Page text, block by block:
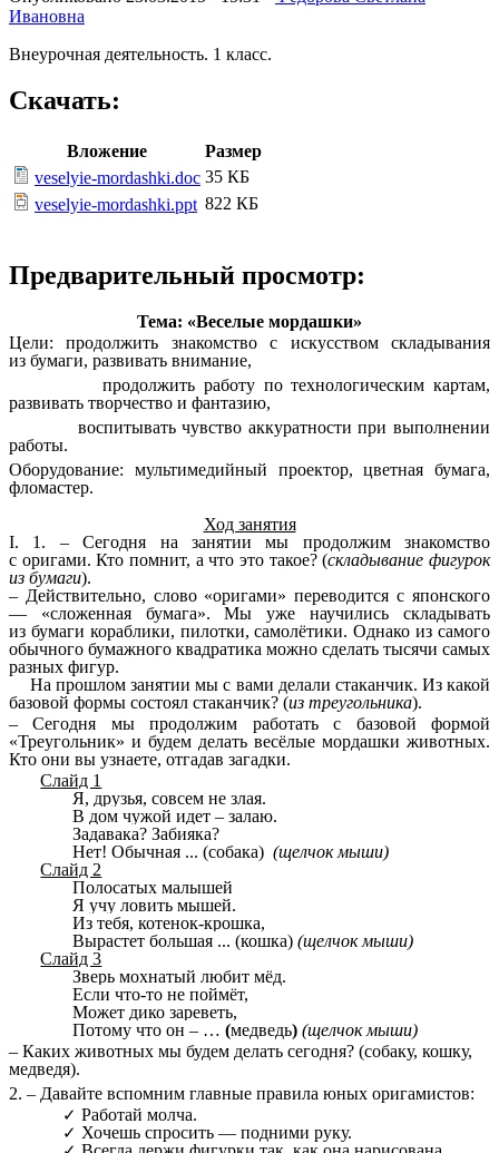
Ивановна
Внеурочная деятельность. 1 класс.
Скачать:
Вложение
Размер
veselyie-mordashki.doc 35 КБ
veselyie-mordashki.ppt 822 КБ
Предварительный просмотр:
Тема: «Веселые мордашки»
Цели:
продолжить знакомство с искусством складывания
из бумаги, развивать внимание,
продолжить работу по технологическим картам,
развивать творчество и фантазию,
воспитывать чувство аккуратности при выполнении
работы.
Оборудование: мультимедийный проектор, цветная бумага,
фломастер.
Ход занятия
I. 1. – Сегодня на занятии мы продолжим знакомство
с оригами. Кто помнит, а что это такое? (складывание фигурок
из бумаги).
– Действительно, слово «оригами» переводится с японского
— «сложенная бумага». Мы уже научились складывать
из бумаги кораблики, пилотки, самолётики. Однако из самого
обычного бумажного квадратика можно сделать тысячи самых
разных фигур.
На прошлом занятии мы с вами делали стаканчик. Из какой
базовой формы состоял стаканчик? (из треугольника).
– Сегодня мы продолжим работать с базовой формой
«Треугольник» и будем делать весёлые мордашки животных.
Кто они вы узнаете, отгадав загадки.
Слайд 1
Я, друзья, совсем не злая.
В дом чужой идет – залаю.
Задавака? Забияка?
Нет! Обычная ... (собака) (щелчок мыши)
Слайд 2
Полосатых малышей
Я учу ловить мышей.
Из тебя, котенок-крошка,
Вырастет большая ... (кошка) (щелчок мыши)
Слайд 3
Зверь мохнатый любит мёд.
Если что-то не поймёт,
Может дико зареветь,
Потому что он – … (медведь)(щелчок мыши)
– Каких животных мы будем делать сегодня? (собаку, кошку,
медведя).
2. – Давайте вспомним главные правила юных оригамистов:
Работай молча.
Хочешь спросить — подними руку.